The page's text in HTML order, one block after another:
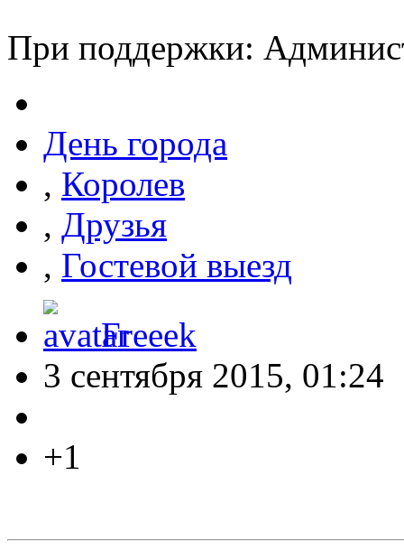
При поддержки:
День города
, Королев
, Друзья
, Гостевой выезд
Freeek
3 сентября 2015, 01:24
+1